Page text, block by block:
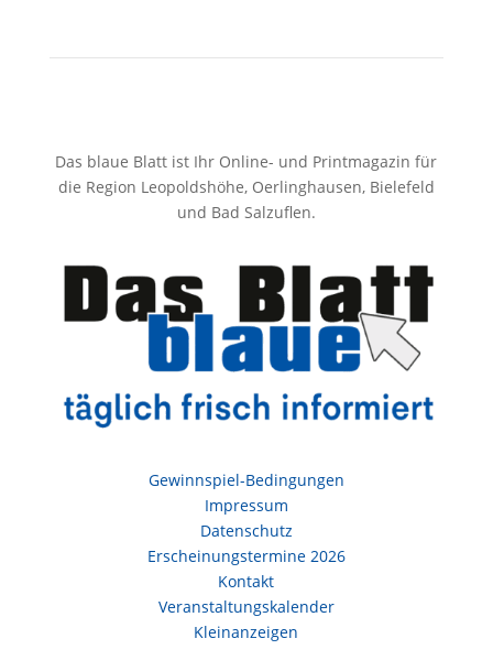
Das blaue Blatt ist Ihr Online- und Printmagazin für
die Region Leopoldshöhe, Oerlinghausen, Bielefeld
und Bad Salzuflen.
Gewinnspiel-Bedingungen
Impressum
Datenschutz
Erscheinungstermine 2026
Kontakt
Veranstaltungskalender
Kleinanzeigen